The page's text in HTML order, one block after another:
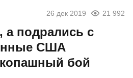
26 дек 2019 21 992
а подрались с
США
бой